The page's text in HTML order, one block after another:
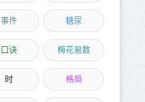
事件 糖尿
口诀 梅花易数
时 格局